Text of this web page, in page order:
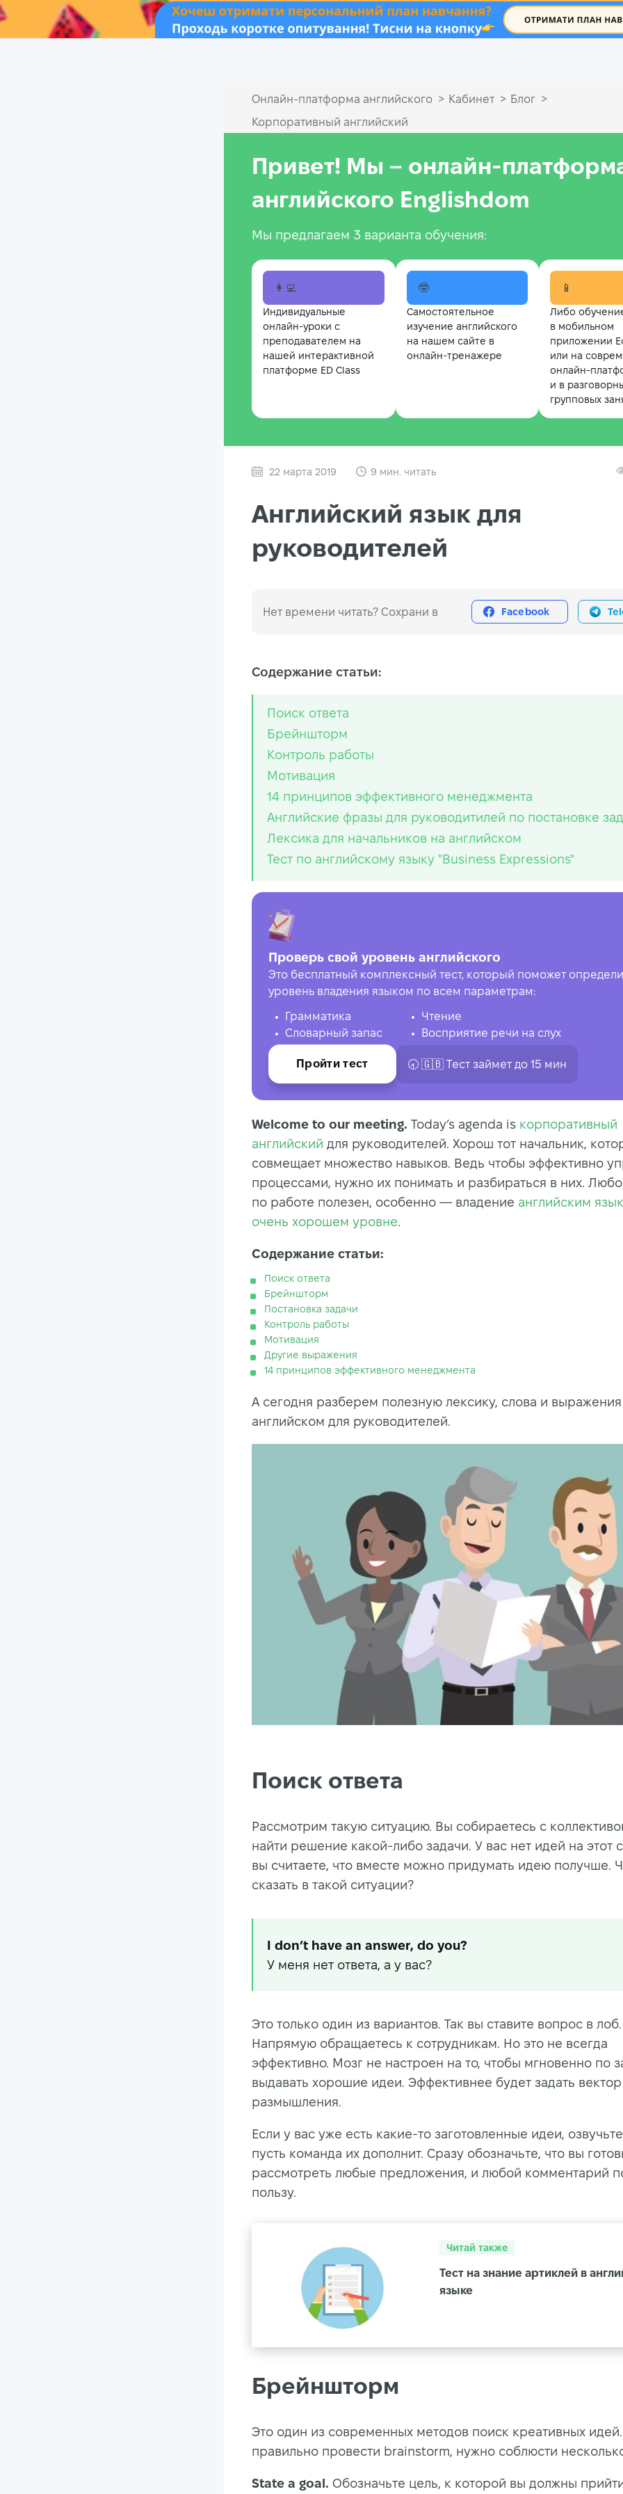
.
Онлайн‑платформа английского > Кабинет > Блог >
Корпоративный английский
Привет! Мы –
английского Englishdom
Мы предлагаем 3 варианта обучения:
👩‍💻
Индивидуальные
онлайн-уроки с
преподавателем на
нашей интерактивной
платформе ED Class
🤓
Самостоятельное
изучение английского
на нашем сайте в
онлайн-тренажере
📱
Либо
в мобильном
приложении
или на
онлайн-
и в
групповых
22 марта 2019 9 мин. читать
Английский язык для
руководителей
Нет времени читать? Сохрани в Facebook
Содержание статьи:
Поиск ответа
Брейншторм
Контроль работы
Мотивация
14 принципов эффективного менеджмента
Английские фразы для руководитилей по постановке
Лексика для начальников на английском
Тест по английскому языку "Business Expressions"
Проверь свой уровень английского
Это бесплатный комплексный тест, который поможет
уровень владения языком по всем параметрам:
Грамматика
Словарный запас
Чтение
Восприятие речи на слух
Пройти тест 🕣 🇬🇧 Tест займет до 15 мин
Welcome to our meeting. Today’s agenda is корпоративный
английский для руководителей. Хорош тот начальник,
совмещает множество навыков. Ведь чтобы эффективно
процессами, нужно их понимать и разбираться в них.
по работе полезен, особенно — владение английским
очень хорошем уровне.
Содержание статьи:
Поиск ответа
Брейншторм
Постановка задачи
Контроль работы
Мотивация
Другие выражения
14 принципов эффективного менеджмента
А сегодня разберем полезную лексику, слова и
английском для руководителей.
Поиск ответа
Рассмотрим такую ситуацию. Вы собираетесь с
найти решение какой-либо задачи. У вас нет идей на этот
вы считаете, что вместе можно придумать идею получше.
сказать в такой ситуации?
I don’t have an answer, do you?
У меня нет ответа, а у вас?
Это только один из вариантов. Так вы ставите вопрос в лоб.
Напрямую обращаетесь к сотрудникам. Но это не всегда
эффективно. Мозг не настроен на то, чтобы мгновенно по
выдавать хорошие идеи. Эффективнее будет задать вектор
размышления.
Если у вас уже есть какие-то заготовленные идеи,
пусть команда их дополнит. Сразу обозначьте, что вы
рассмотреть любые предложения, и любой комментарий
пользу.
Читай также
Тест на знание артиклей в
языке
Брейншторм
Это один из современных методов поиск креативных
правильно провести brainstorm, нужно соблюсти
State a goal. Обозначьте цель, к которой вы должны